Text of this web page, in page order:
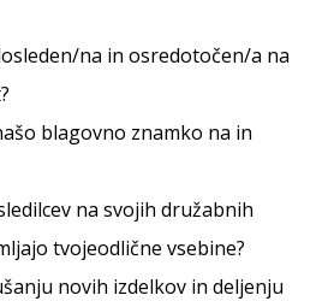
na in osredotočen/a na
blagovno znamko na in
na svojih družabnih
tvojeodlične vsebine?
novih izdelkov in deljenju